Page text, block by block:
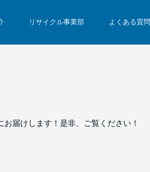
リサイクル事業部 よくある質問
届けします！是非、ご覧ください！